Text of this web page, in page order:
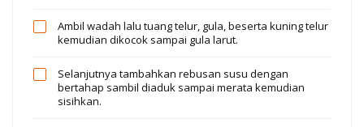
Ambil wadah lalu tuang telur, gula, beserta kuning telur
kemudian dikocok sampai gula larut.
Selanjutnya tambahkan rebusan susu dengan
bertahap sambil diaduk sampai merata kemudian
sisihkan.